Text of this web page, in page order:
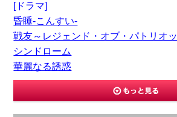
[ドラマ]
昏睡-こんすい-
戦友～レジェンド・オブ・パトリオ
シンドローム
華麗なる誘惑